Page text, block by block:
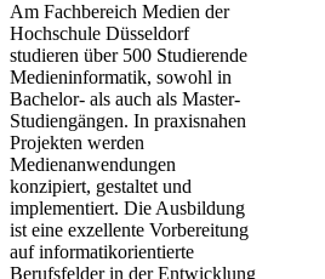
Am Fachbereich Medien der
Hochschule Düsseldorf
studieren über 500 Studierende
Medieninformatik, sowohl in
Bachelor- als auch als Master-
Studiengängen. In praxisnahen
Projekten werden
Medienanwendungen
konzipiert, gestaltet und
implementiert. Die Ausbildung
ist eine exzellente Vorbereitung
auf informatikorientierte
Berufsfelder in der Entwicklung